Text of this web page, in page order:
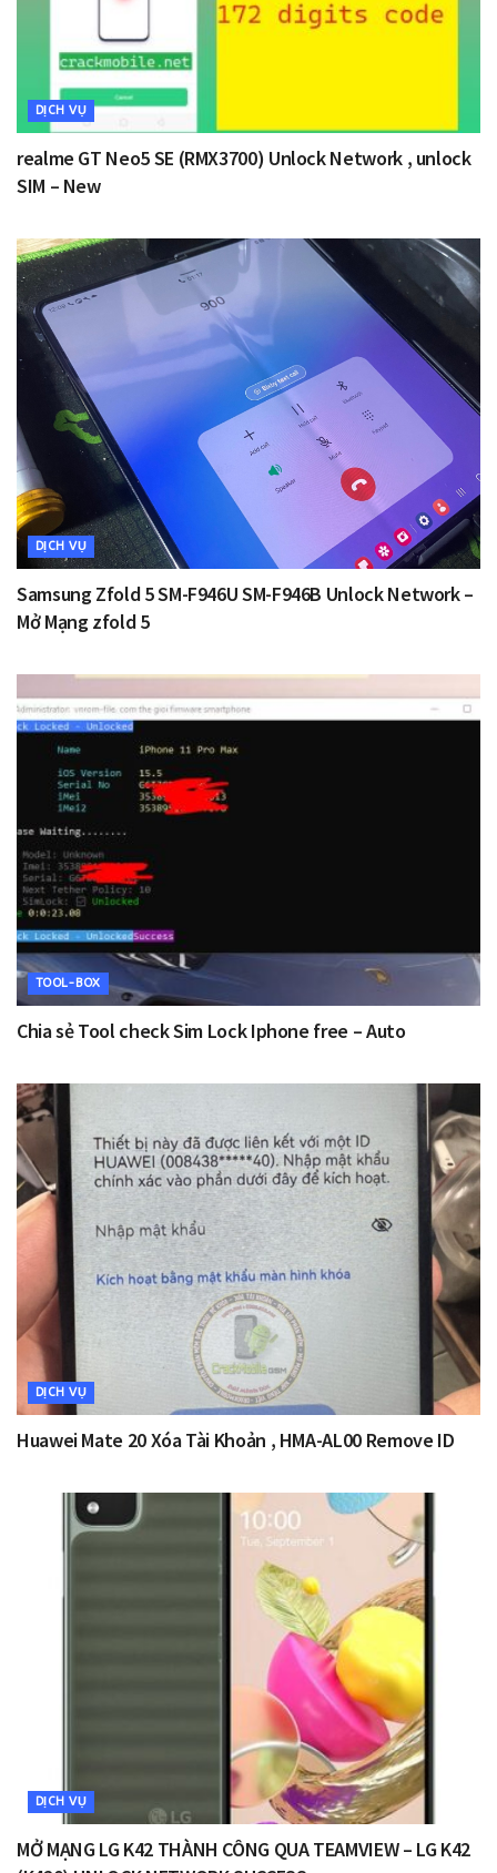
DỊCH VỤ
realme GT Neo5 SE (RMX3700) Unlock Network , unlock
SIM – New
DỊCH VỤ
Samsung Zfold 5 SM-F946U SM-F946B Unlock Network –
Mở Mạng zfold 5
TOOL-BOX
Chia sẻ Tool check Sim Lock Iphone free – Auto
DỊCH VỤ
Huawei Mate 20 Xóa Tài Khoản , HMA-AL00 Remove ID
DỊCH VỤ
MỞ MẠNG LG K42 THÀNH CÔNG QUA TEAMVIEW – LG K42